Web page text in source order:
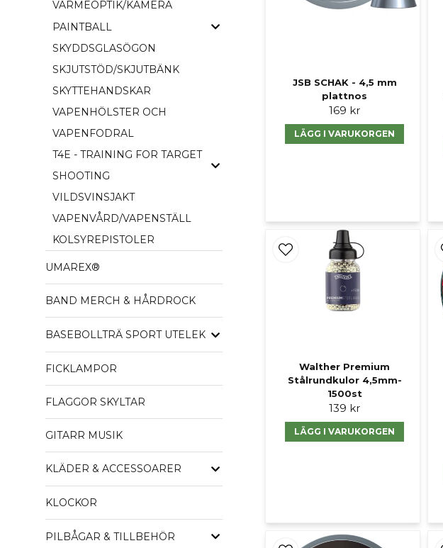
VÄRMEOPTIK/KAMERA
PAINTBALL
SKYDDSGLASÖGON
SKJUTSTÖD/SKJUTBÄNK
SKYTTEHANDSKAR
VAPENHÖLSTER OCH
VAPENFODRAL
T4E - TRAINING FOR TARGET
SHOOTING
VILDSVINSJAKT
VAPENVÅRD/VAPENSTÄLL
KOLSYREPISTOLER
UMAREX®
BAND MERCH & HÅRDROCK
BASEBOLLTRÄ SPORT UTELEK
FICKLAMPOR
FLAGGOR SKYLTAR
GITARR MUSIK
KLÄDER & ACCESSOARER
KLOCKOR
PILBÅGAR & TILLBEHÖR
JSB SCHAK - 4,5 mm
plattnos
169 kr
LÄGG I VARUKORGEN
Walther Premium
Stålrundkulor 4,5mm-
1500st
139 kr
LÄGG I VARUKORGEN